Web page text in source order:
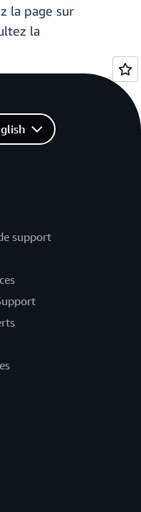
la page sur
la
support